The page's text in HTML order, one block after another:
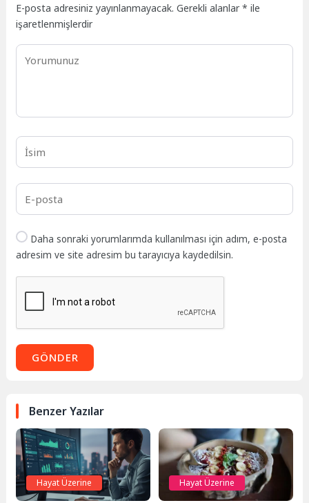
E-posta adresiniz yayınlanmayacak. Gerekli alanlar* ile
işaretlenmişlerdir
Daha sonraki yorumlarımda kullanılması için adım, e-posta
adresim ve site adresim bu tarayıcıya kaydedilsin.
GÖNDER
Benzer Yazılar
Hayat Üzerine Hayat Üzerine